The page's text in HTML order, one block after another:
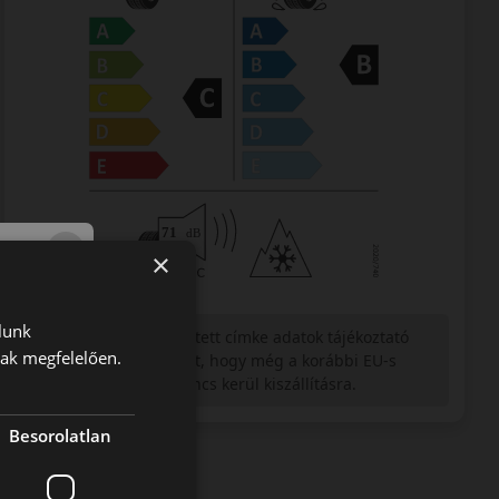
jellegűek. Előfordulhat, hogy még a korábbi EU-s
×
megfelelően.
Besorolatlan